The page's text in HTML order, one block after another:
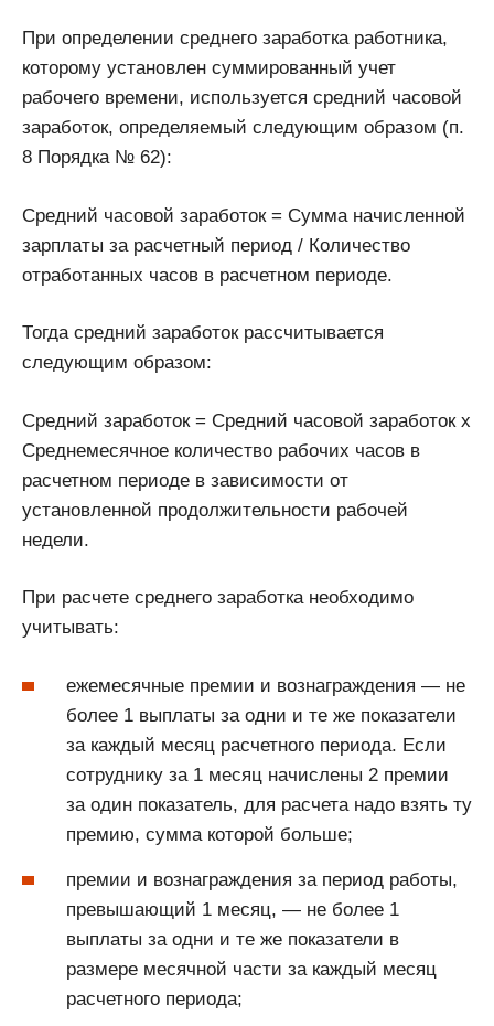
При определении среднего заработка работника,
которому установлен суммированный учет
рабочего времени, используется средний часовой
заработок, определяемый следующим образом (п.
8 Порядка № 62):
Средний часовой заработок = Сумма начисленной
зарплаты за расчетный период / Количество
отработанных часов в расчетном периоде.
Тогда средний заработок рассчитывается
следующим образом:
Средний заработок = Средний часовой заработок х
Среднемесячное количество рабочих часов в
расчетном периоде в зависимости от
установленной продолжительности рабочей
недели.
При расчете среднего заработка необходимо
учитывать:
ежемесячные премии и вознаграждения — не
более 1 выплаты за одни и те же показатели
за каждый месяц расчетного периода. Если
сотруднику за 1 месяц начислены 2 премии
за один показатель, для расчета надо взять ту
премию, сумма которой больше;
премии и вознаграждения за период работы,
превышающий 1 месяц, — не более 1
выплаты за одни и те же показатели в
размере месячной части за каждый месяц
расчетного периода;